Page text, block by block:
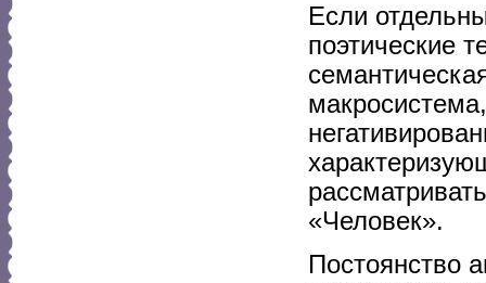
Если
поэтические
«Человек».
Постоянство